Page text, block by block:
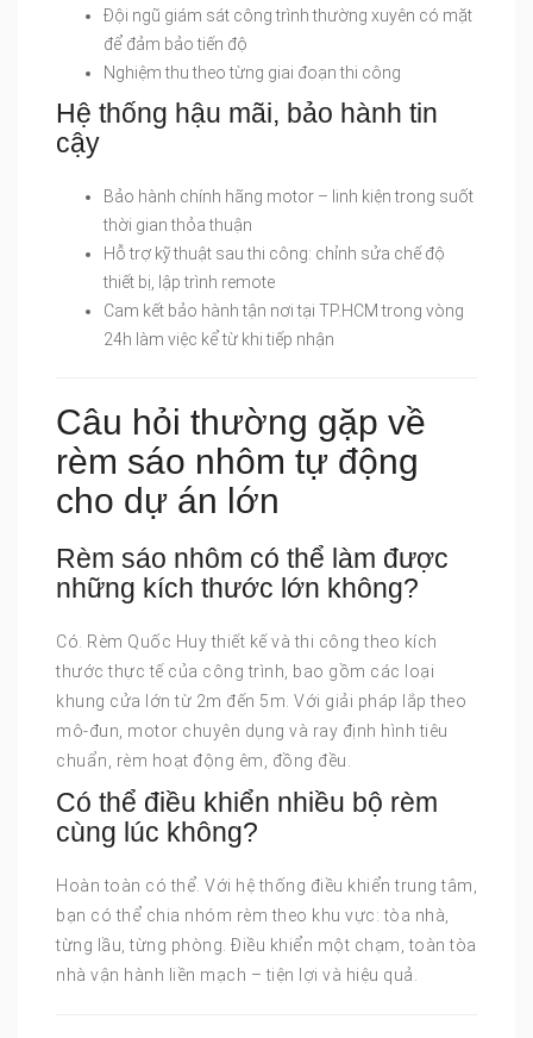
Đội ngũ giám sát công trình thường xuyên có mặt
để đảm bảo tiến độ
Nghiệm thu theo từng giai đoạn thi công
Hệ thống hậu mãi, bảo hành tin
cậy
Bảo hành chính hãng motor – linh kiện trong suốt
thời gian thỏa thuận
Hỗ trợ kỹ thuật sau thi công: chỉnh sửa chế độ
thiết bị, lập trình remote
Cam kết bảo hành tận nơi tại TP.HCM trong vòng
24h làm việc kể từ khi tiếp nhận
Câu hỏi thường gặp về
rèm sáo nhôm tự động
cho dự án lớn
Rèm sáo nhôm có thể làm được
những kích thước lớn không?
Có. Rèm Quốc Huy thiết kế và thi công theo kích
thước thực tế của công trình, bao gồm các loại
khung cửa lớn từ 2m đến 5m. Với giải pháp lắp theo
mô-đun, motor chuyên dụng và ray định hình tiêu
chuẩn, rèm hoạt động êm, đồng đều.
Có thể điều khiển nhiều bộ rèm
cùng lúc không?
Hoàn toàn có thể. Với hệ thống điều khiển trung tâm,
bạn có thể chia nhóm rèm theo khu vực: tòa nhà,
từng lầu, từng phòng. Điều khiển một chạm, toàn tòa
nhà vận hành liền mạch – tiện lợi và hiệu quả.